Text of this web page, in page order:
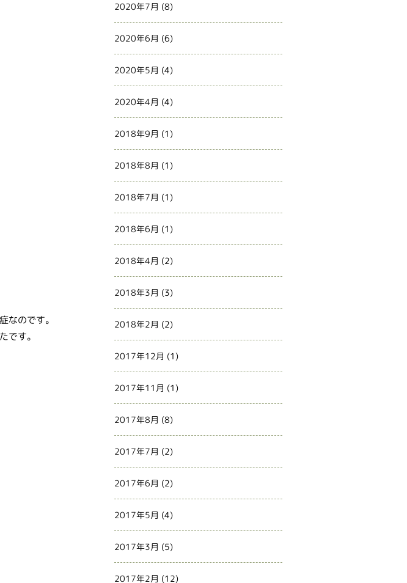
なのです。
です。
2020年7月 (8)
2020年6月 (6)
2020年5月 (4)
2020年4月 (4)
2018年9月 (1)
2018年8月 (1)
2018年7月 (1)
2018年6月 (1)
2018年4月 (2)
2018年3月 (3)
2018年2月 (2)
2017年12月 (1)
2017年11月 (1)
2017年8月 (8)
2017年7月 (2)
2017年6月 (2)
2017年5月 (4)
2017年3月 (5)
2017年2月 (12)